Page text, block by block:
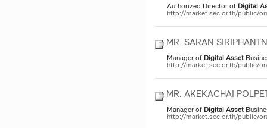
Authorized Director of Digital
http://market.sec.or.th/public/
MR. SARAN
Manager of DigitalAsset
http://market.sec.or.th/public/
MR. AKEKACHAI
Manager of DigitalAsset
http://market.sec.or.th/public/